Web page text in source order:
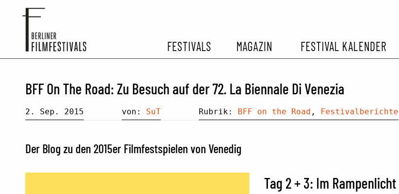
FESTIVALS
ARCHIV EHEMALIGER FILMFESTIVALS
MAGAZIN
FESTIVALBERICHTE
FILMKRITIKEN
FESTIVAL KALENDER
BFF On The Road: Zu Besuch auf der 72. La Biennale Di Venezia
2. Sep. 2015 von: SuT Rubrik: BFF on the Road , Festivalberichte
Der Blog zu den 2015er Filmfestspielen von Venedig
Tag 2 + 3: Im Rampenlicht